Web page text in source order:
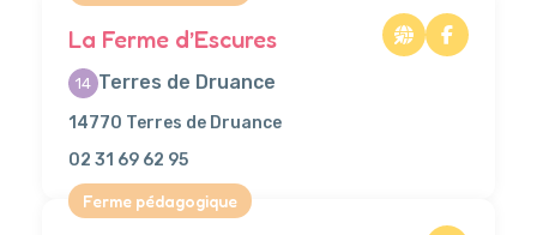
La Ferme d’Escures
14 Terres de Druance
14770 Terres de Druance
02 31 69 62 95
Ferme pédagogique